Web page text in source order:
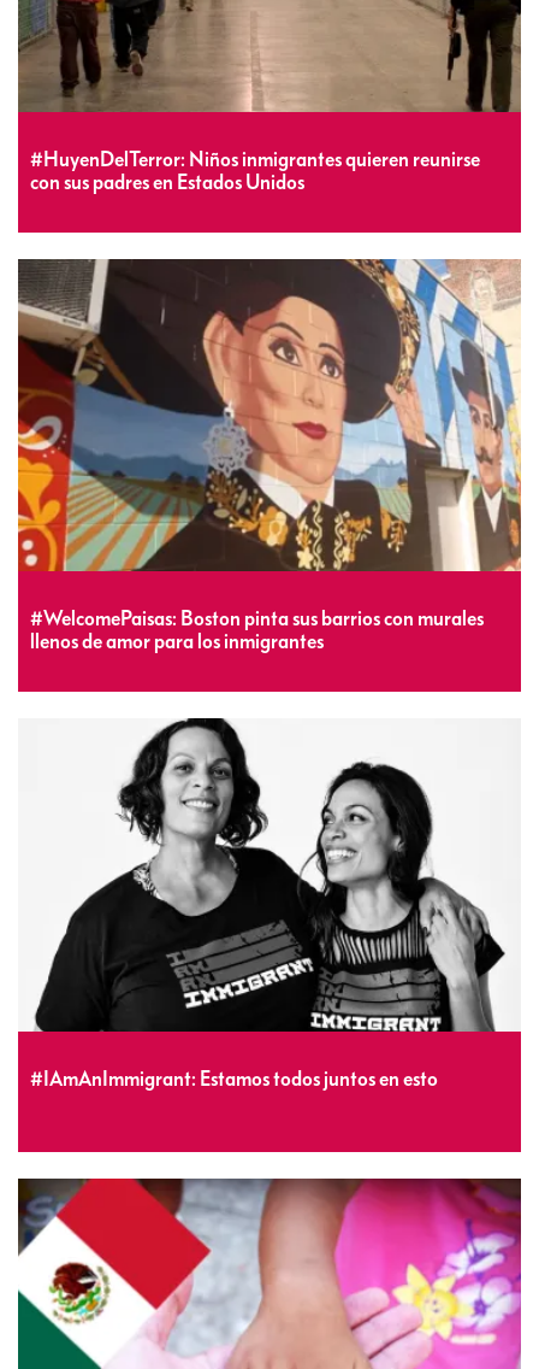
#HuyenDelTerror: Niños inmigrantes quieren reunirse
con sus padres en Estados Unidos
#WelcomePaisas: Boston pinta sus barrios con murales
llenos de amor para los inmigrantes
#IAmAnImmigrant: Estamos todos juntos en esto